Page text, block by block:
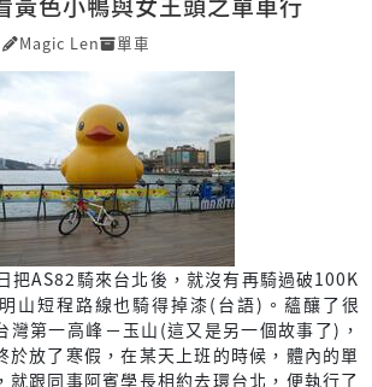
Magic Len 單車
把AS82騎來台北後，就沒有再騎過破100K
山短程路線也騎得掉漆(台語)。蘊釀了很
灣第一高峰－玉山(這又是另一個故事了)，
於放了寒假，在某天上班的時候，體內的單
就跟同事阿賓學長相約去環台北，便執行了